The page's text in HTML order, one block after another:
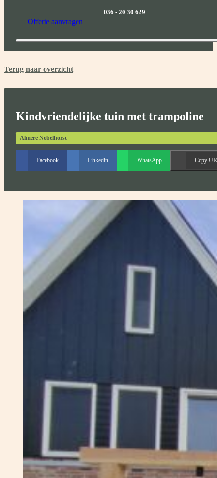
036 - 20 30 629
Offerte aanvragen
Terug naar overzicht
Kindvriendelijke tuin met trampoline
Almere Nobelhorst
Facebook Linkedin WhatsApp Copy